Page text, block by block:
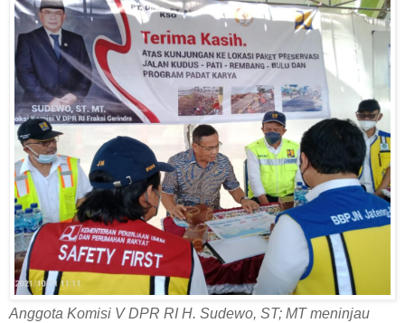
Anggota Komisi V DPR RI H. Sudewo, ST; MT meninjau